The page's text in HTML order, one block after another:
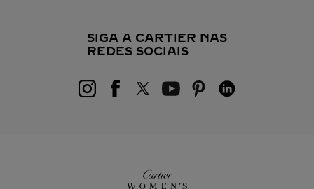
SIGA A CARTIER NAS
REDES SOCIAIS